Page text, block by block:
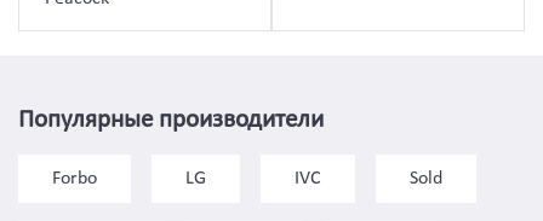
Популярные производители
Forbo LG IVC Sold